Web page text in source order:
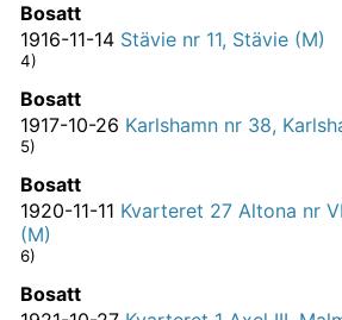
Bosatt
1916-11-14 Stävie nr 11, Stävie (M)
4)
Bosatt
1917-10-26 Karlshamn nr 38,
5)
Bosatt
1920-11-11 Kvarteret 27 Altona nr
(M)
6)
Bosatt